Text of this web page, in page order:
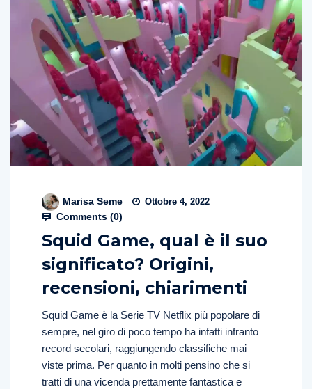
Marisa Seme Ottobre 4, 2022
Comments (0)
Squid Game, qual è il suo
significato? Origini,
recensioni, chiarimenti
Squid Game è la Serie TV Netflix più popolare di
sempre, nel giro di poco tempo ha infatti infranto
record secolari, raggiungendo classifiche mai
viste prima. Per quanto in molti pensino che si
tratti di una vicenda prettamente fantastica e